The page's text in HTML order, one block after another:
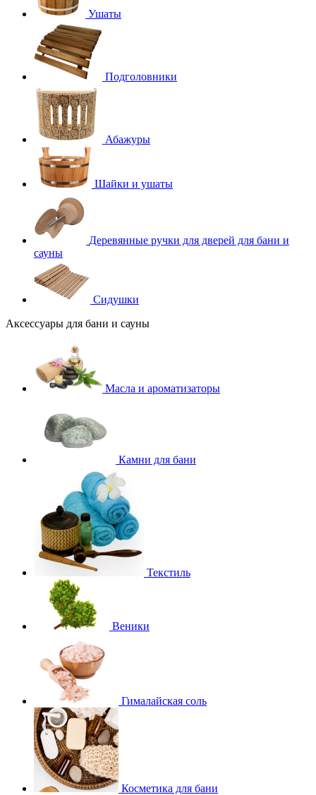
Ушаты
Подголовники
Абажуры
Шайки и ушаты
Деревянные ручки для дверей для бани и
сауны
Сидушки
Аксессуары для бани и сауны
Масла и ароматизаторы
Камни для бани
Текстиль
Веники
Гималайская соль
Косметика для бани